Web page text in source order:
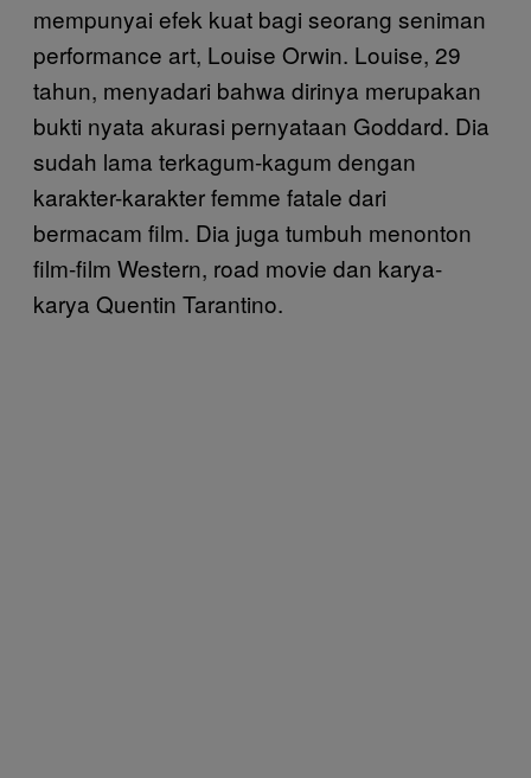
mempunyai efek kuat bagi seorang seniman
performance art, Louise Orwin. Louise, 29
tahun, menyadari bahwa dirinya merupakan
bukti nyata akurasi pernyataan Goddard. Dia
sudah lama terkagum-kagum dengan
karakter-karakter femme fatale dari
bermacam film. Dia juga tumbuh menonton
film-film Western, road movie dan karya-
karya Quentin Tarantino.